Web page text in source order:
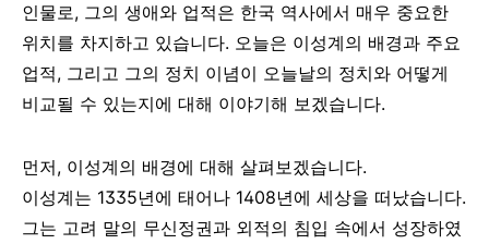
인물로, 그의 생애와 업적은 한국 역사에서 매우 중요한
위치를 차지하고 있습니다. 오늘은 이성계의 배경과 주요
업적, 그리고 그의 정치 이념이 오늘날의 정치와 어떻게
비교될 수 있는지에 대해 이야기해 보겠습니다.
먼저, 이성계의 배경에 대해 살펴보겠습니다.
이성계는 1335년에 태어나 1408년에 세상을 떠났습니다.
그는 고려 말의 무신정권과 외적의 침입 속에서 성장하였